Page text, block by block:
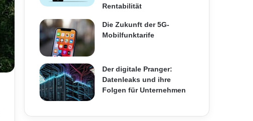
Rentabilität
Die Zukunft der 5G-
Mobilfunktarife
Der digitale Pranger:
Datenleaks und ihre
Folgen für Unternehmen